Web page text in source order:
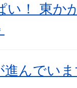
い！ 東か
進んでい